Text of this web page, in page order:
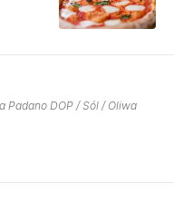
Padano DOP / Sól / Oliwa